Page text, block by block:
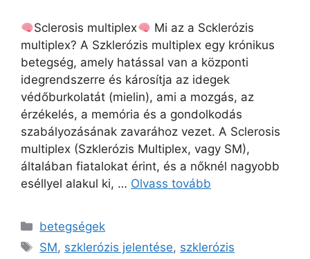
Sclerosis multiplex
Mi az a Scklerózis
multiplex? A Szklerózis multiplex egy krónikus
betegség, amely hatással van a központi
idegrendszerre és károsítja az idegek
védőburkolatát (mielin), ami a mozgás, az
érzékelés, a memória és a gondolkodás
szabályozásának zavarához vezet. A Sclerosis
multiplex (Szklerózis Multiplex, vagy SM),
általában fiatalokat érint, és a nőknél nagyobb
eséllyel alakul ki, … Olvass tovább
Kategória
betegségek
Címkék
SM, szklerózis jelentése, szklerózis